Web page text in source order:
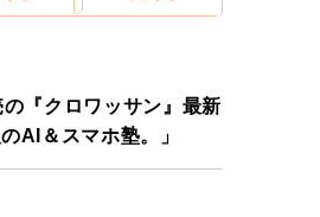
『クロワッサン』最新
AI＆スマホ塾。」